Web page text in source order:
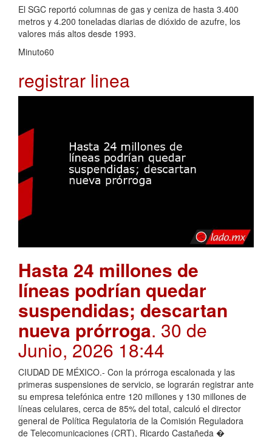
El SGC reportó columnas de gas y ceniza de hasta 3.400
metros y 4.200 toneladas diarias de dióxido de azufre, los
valores más altos desde 1993.
Minuto60
registrar linea
Hasta 24 millones de
líneas podrían quedar
suspendidas; descartan
nueva prórroga. 30 de
Junio, 2026 18:44
CIUDAD DE MÉXICO.- Con la prórroga escalonada y las
primeras suspensiones de servicio, se lograrán registrar ante
su empresa telefónica entre 120 millones y 130 millones de
líneas celulares, cerca de 85% del total, calculó el director
general de Política Regulatoria de la Comisión Reguladora
de Telecomunicaciones (CRT), Ricardo Castañeda �